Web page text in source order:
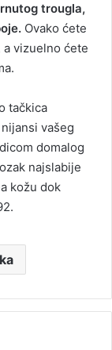
trougla,
Ovako ćete
vizuelno ćete
tačkica
vašeg
domalog
najslabije
kožu dok